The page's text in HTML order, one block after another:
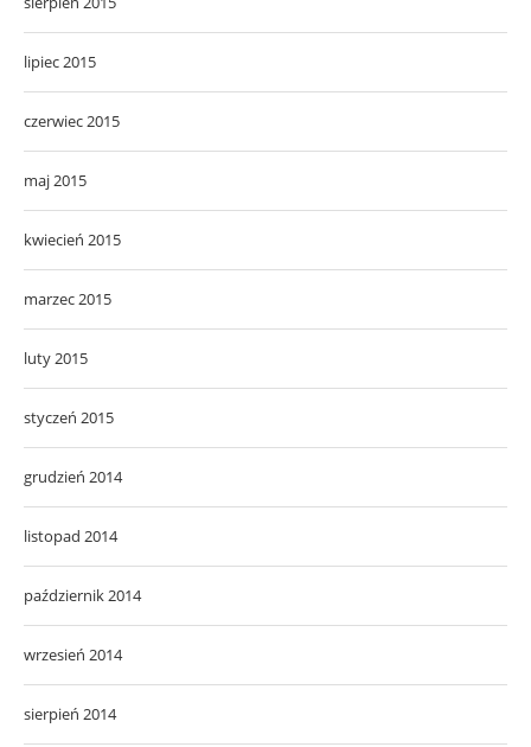
lipiec 2015
czerwiec 2015
maj 2015
kwiecień 2015
marzec 2015
luty 2015
styczeń 2015
grudzień 2014
listopad 2014
październik 2014
wrzesień 2014
sierpień 2014